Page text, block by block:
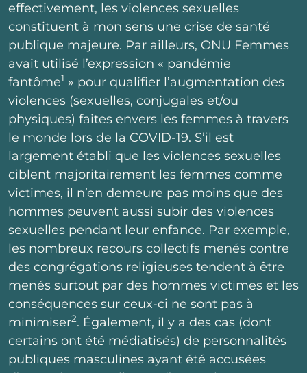
effectivement, les violences sexuelles
constituent à mon sens une crise de santé
publique majeure. Par ailleurs, ONU Femmes
avait utilisé l’expression « pandémie
fantôme1 » pour qualifier l’augmentation des
violences (sexuelles, conjugales et/ou
physiques) faites envers les femmes à travers
le monde lors de la COVID-19. S’il est
largement établi que les violences sexuelles
ciblent majoritairement les femmes comme
victimes, il n’en demeure pas moins que des
hommes peuvent aussi subir des violences
sexuelles pendant leur enfance. Par exemple,
les nombreux recours collectifs menés contre
des congrégations religieuses tendent à être
menés surtout par des hommes victimes et les
conséquences sur ceux-ci ne sont pas à
minimiser2. Également, il y a des cas (dont
certains ont été médiatisés) de personnalités
publiques masculines ayant été accusées